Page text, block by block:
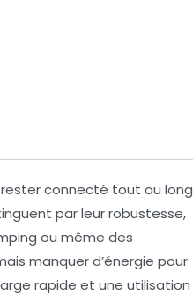
connecté tout au long
par leurrobustesse,
ou même des
manquer d’énergie pour
rapide et une utilisation